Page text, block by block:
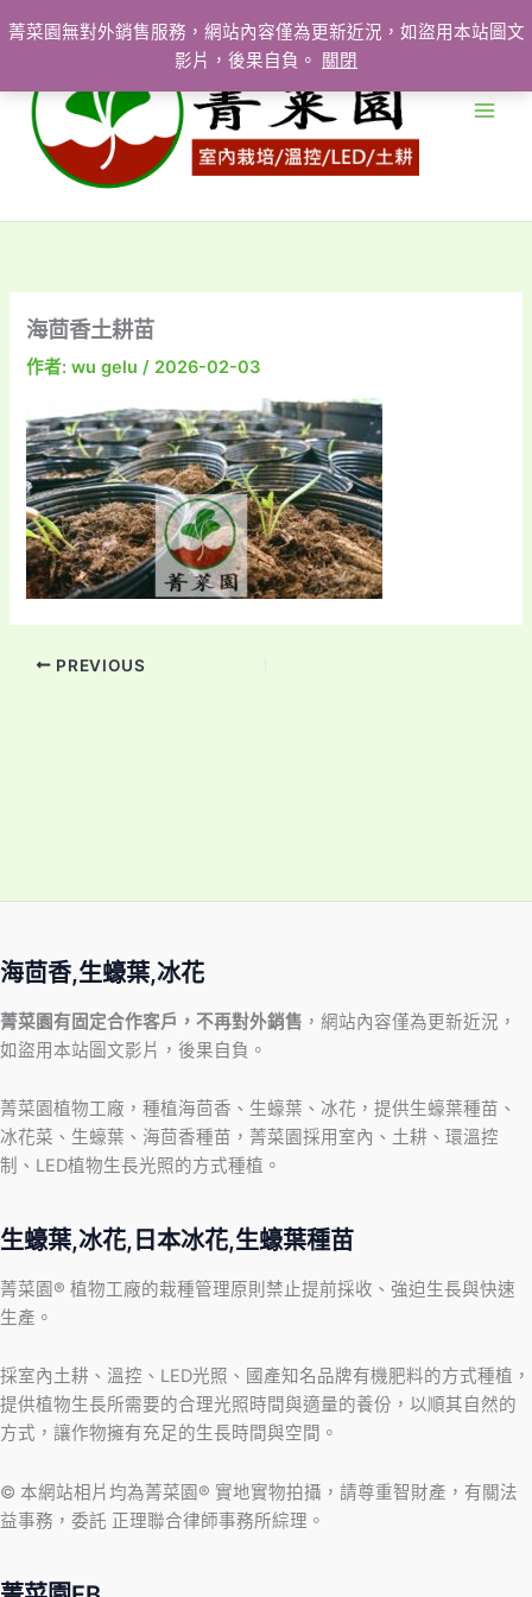
菁菜園無對外銷售服務，網站內容僅為更新近況，如盜用本站圖文
影片，後果自負。
關閉
至
要
海茴香土耕苗
作者:wu gelu/ 2026-02-03
PREVIOUS
海茴香,生蠔葉,冰花
菁菜園有固定合作客戶，不再對外銷售 ，網站內容僅為更新近況，
如盜用本站圖文影片，後果自負。
菁菜園植物工廠，種植海茴香、生蠔葉、冰花，提供生蠔葉種苗、
冰花菜、生蠔葉、海茴香種苗，菁菜園採用室內、土耕、環溫控
制、LED植物生長光照的方式種植。
生蠔葉,冰花,日本冰花,生蠔葉種苗
菁菜園® 植物工廠的栽種管理原則禁止提前採收、強迫生長與快速
生產。
採室內土耕、溫控、LED光照、國產知名品牌有機肥料的方式種植，
提供植物生長所需要的合理光照時間與適量的養份，以順其自然的
方式，讓作物擁有充足的生長時間與空間。
© 本網站相片均為菁菜園® 實地實物拍攝，請尊重智財產，有關法
益事務，委託 正理聯合律師事務所綜理。